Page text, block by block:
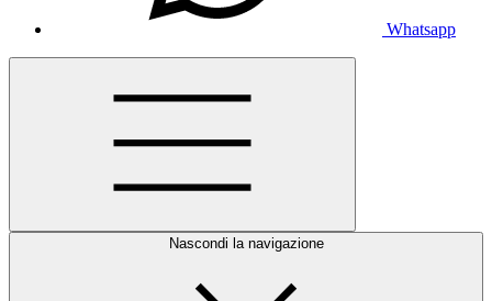
Whatsapp
Nascondi la navigazione